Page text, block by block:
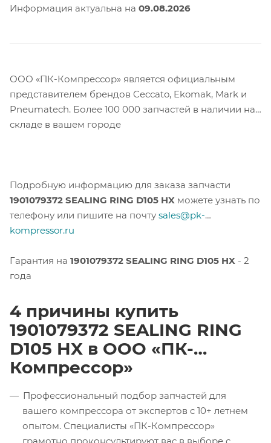
Информация актуальна на 09.08.2026
ООО «ПК-Компрессор» является официальным
представителем брендов Ceccato, Ekomak, Mark и
Pneumatech. Более 100 000 запчастей в наличии на
складе в вашем городе
Подробную информацию для заказа запчасти
1901079372 SEALING RING D105 HX можете узнать по
телефону или пишите на почту sales@pk-
kompressor.ru
Гарантия на 1901079372 SEALING RING D105 HX - 2
года
4 причины купить
1901079372 SEALING RING
D105 HX в ООО «ПК-
Компрессор»
Профессиональный подбор запчастей для
вашего компрессора от экспертов с 10+ летнем
опытом. Специалисты «ПК-Компрессор»